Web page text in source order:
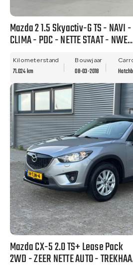
Mazda 2 1.5 Skyactiv-G TS - NAVI -
CLIMA - PDC - NETTE STAAT - NWE
Kilometerstand
71.024 km
Bouwjaar
08-03-2018
Mazda CX-5 2.0 TS+ Lease Pack
2WD - ZEER NETTE AUTO -